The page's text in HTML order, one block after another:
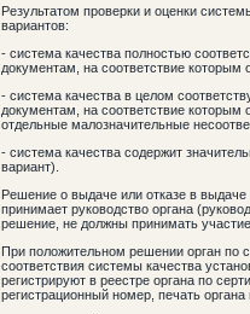
Результатом проверки и оценки
вариантов:
- система качества полностью
документам, на соответствие которым
- система качества в целом
документам, на соответствие
отдельные малозначительные
- система качества содержит
вариант).
Решение о выдаче или отказе в
принимает руководство органа
решение, не должны принимать
При положительном решении орган по
соответствия системы качества
регистрируют в реестре органа по
регистрационный номер, печать